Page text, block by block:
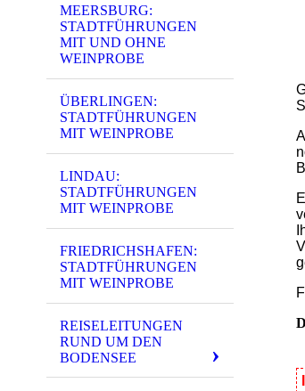
MEERSBURG:
STADTFÜHRUNGEN
MIT UND OHNE
WEINPROBE
ÜBERLINGEN:
STADTFÜHRUNGEN
MIT WEINPROBE
LINDAU:
STADTFÜHRUNGEN
MIT WEINPROBE
FRIEDRICHSHAFEN:
STADTFÜHRUNGEN
MIT WEINPROBE
REISELEITUNGEN
RUND UM DEN
BODENSEE